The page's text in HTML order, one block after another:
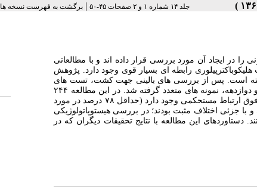
جلد ۱۴ شماره ۱ و ۲ صفحات ۴۵-۵۰ | برگشت به فهرست نسخه ها
در ایجاد آن مورد بررسی قرار داده­ اند و با مطالعاتی
رابطه ­ای بسیار قوی وجود دارد. پژوهش
است. پس از بررسی­ های بالینی جهت کشت، تست­ های
زیست شیمی و بررسی هیستوپاتولوژی به­ وسیله آندوسکوپی، از قسمت فوقانی دستگاه گوارش، معده و دوازدهه، نمونه­ های متعدد گرفته شد. در این مطالعه ۲۴۴
بیمار مورد بررسی قرار گرفتند. نتایج به دست آمده حاکی از آن است که بین این میکروب یا بیماری­ های فوق ارتباط مستحکمی وجود دارد (حداقل ۷۸ درصد در مورد
بود و با جزئی اختلاف مثبت بودند؛ در بررسی هیستوپاتولوژیکی
دستاوردهای این مطالعه با نتایج تحقیقات دیگران که در